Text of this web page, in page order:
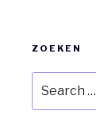
ZOEKEN
for: